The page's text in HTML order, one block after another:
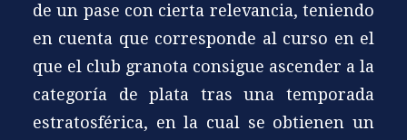
de un pase con cierta relevancia, teniendo
en cuenta que corresponde al curso en el
que el club granota consigue ascender a la
categoría de plata tras una temporada
estratosférica, en la cual se obtienen un